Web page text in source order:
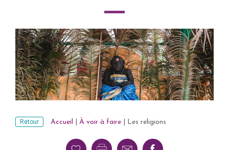
Retour Accueil À voir à faire Les religions